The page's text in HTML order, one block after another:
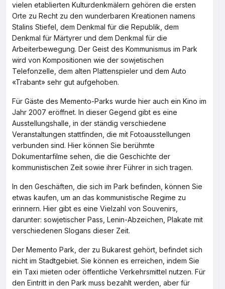
vielen etablierten Kulturdenkmälern gehören die ersten
Orte zu Recht zu den wunderbaren Kreationen namens
Stalins Stiefel, dem Denkmal für die Republik, dem
Denkmal für Märtyrer und dem Denkmal für die
Arbeiterbewegung. Der Geist des Kommunismus im Park
wird von Kompositionen wie der sowjetischen
Telefonzelle, dem alten Plattenspieler und dem Auto
«Trabant» sehr gut aufgehoben.
Für Gäste des Memento-Parks wurde hier auch ein Kino im
Jahr 2007 eröffnet. In dieser Gegend gibt es eine
Ausstellungshalle, in der ständig verschiedene
Veranstaltungen stattfinden, die mit Fotoausstellungen
verbunden sind. Hier können Sie berühmte
Dokumentarfilme sehen, die die Geschichte der
kommunistischen Zeit sowie ihrer Führer in sich tragen.
In den Geschäften, die sich im Park befinden, können Sie
etwas kaufen, um an das kommunistische Regime zu
erinnern. Hier gibt es eine Vielzahl von Souvenirs,
darunter: sowjetischer Pass, Lenin-Abzeichen, Plakate mit
verschiedenen Slogans dieser Zeit.
Der Memento Park, der zu Bukarest gehört, befindet sich
nicht im Stadtgebiet. Sie können es erreichen, indem Sie
ein Taxi mieten oder öffentliche Verkehrsmittel nutzen. Für
den Eintritt in den Park muss bezahlt werden, aber für